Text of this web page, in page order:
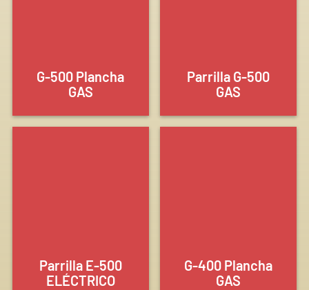
G-500 Plancha
GAS
Parrilla G-500
GAS
Parrilla E-500
ELÉCTRICO
G-400 Plancha
GAS